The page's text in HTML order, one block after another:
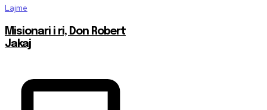
Lajme
Misionari i ri, Don Robert
Jakaj